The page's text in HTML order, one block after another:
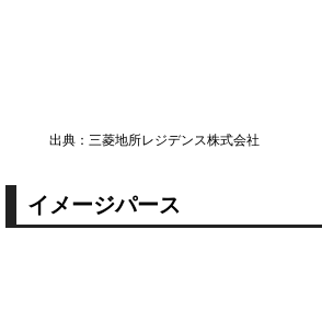
出典：三菱地所レジデンス株式会社
イメージパース